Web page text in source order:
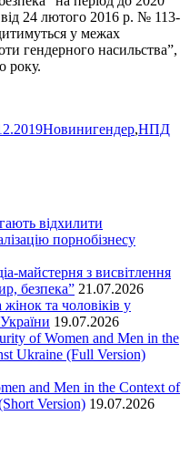
24 лютого 2016 р. № 113-
у межах
гендерного насильства”,
року.
Новинигендер,НПД
відхилити
порнобізнесу
майстерня з висвітлення
безпека” 21.07.2026
та чоловіків у
19.07.2026
of Women and Men in the
Ukraine (Full Version)
and Men in the Context of
Version) 19.07.2026